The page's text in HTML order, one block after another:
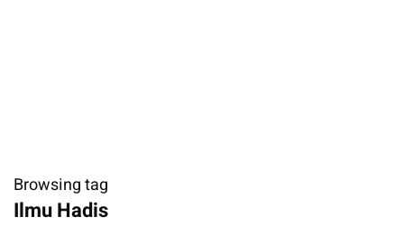
Browsing tag
Ilmu Hadis